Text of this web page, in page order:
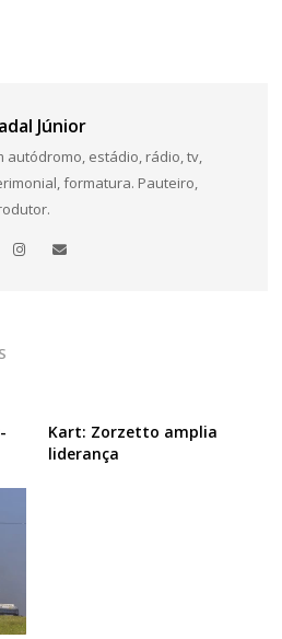
Júnior
autódromo, estádio, rádio, tv,
formatura. Pauteiro,
Kart: Zorzetto amplia
liderança